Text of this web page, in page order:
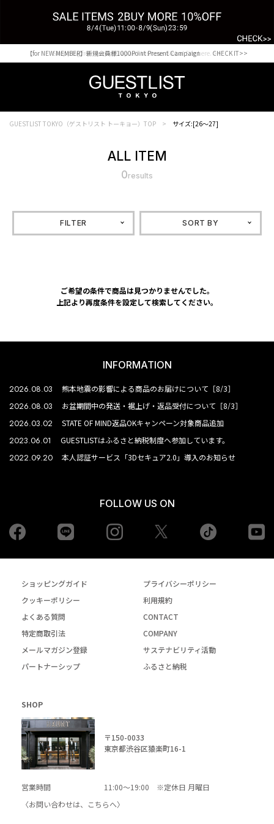
Shopping from outside Japan? Visit our Global Site here. >>
【for NEW MEMBER】新規会員様1000Point Present Campaign CHECK IT>>
GUESTLIST TOKYO（ゲストリスト トーキョー）TOP サイズ:[26～27]
ALL ITEM
0results
FILTER SORT BY
ご希望の条件で商品は見つかりませんでした。
上記より再度条件を設定して検索してください。
INFORMATION
2026.08.03 熊本地震の影響による商品のお届けについて［8/3］
2026.08.03 お盆期間中の発送・裾上げ・返品受付について［8/3］
2026.03.02 STATE OF MIND返品OKキャンペーン対象商品追加
2023.06.01 GUESTLISTはふるさと納税制度へ参加しています。
2022.09.20 本人認証サービス「3Dセキュア2.0」導入のお知らせ
FOLLOW US ON
Facebook Instagram tiktok
ショッピングガイド
プライバシーポリシー
クッキーポリシー
利用規約
よくある質問
CONTACT
特定商取引法
COMPANY
メールマガジン登録
サステナビリティ活動
パートナーシップ
ふるさと納税
SHOP
〒150-0033
東京都渋谷区猿楽町16-1
営業時間
11:00～19:00 ※定休日 月曜日
〈お問い合わせは、
こちらへ〉